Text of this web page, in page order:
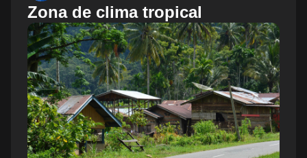
Zona de clima tropical